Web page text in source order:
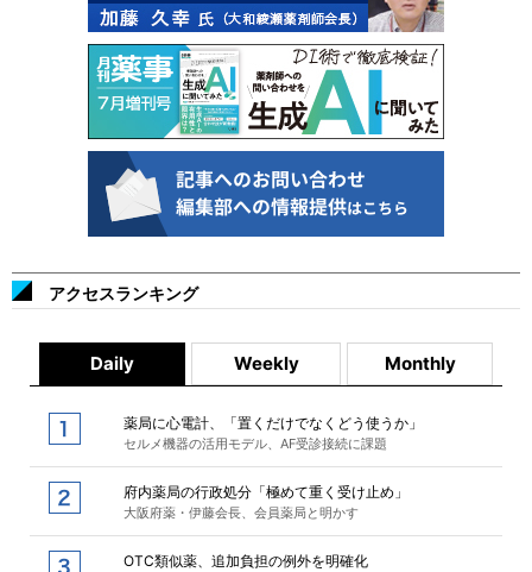
アクセスランキング
Daily Weekly Monthly
薬局に心電計、「置くだけでなくどう使うか」
セルメ機器の活用モデル、AF受診接続に課題
府内薬局の行政処分「極めて重く受け止め」
大阪府薬・伊藤会長、会員薬局と明かす
OTC類似薬、追加負担の例外を明確化